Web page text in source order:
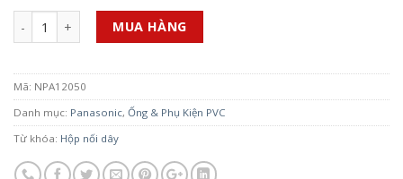
Số lượng MUA HÀNG
Mã: NPA12050
Danh mục: Panasonic, Ống & Phụ Kiện PVC
Từ khóa: Hộp nối dây